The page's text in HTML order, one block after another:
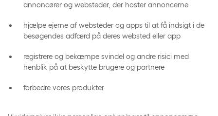
annoncører og websteder, der hoster annoncerne
hjælpe ejerne af websteder og apps til at få indsigt i de
besøgendes adfærd på deres websted eller app
registrere og bekæmpe svindel og andre risici med
henblik på at beskytte brugere og partnere
forbedre vores produkter